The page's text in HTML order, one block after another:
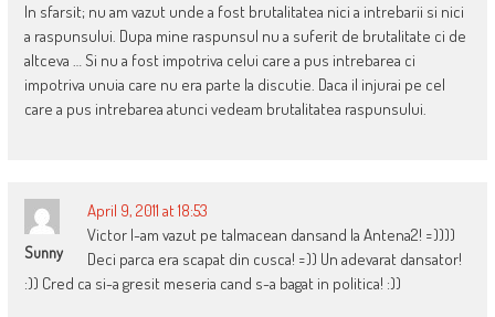
In sfarsit; nu am vazut unde a fost brutalitatea nici a intrebarii si nici
a raspunsului. Dupa mine raspunsul nu a suferit de brutalitate ci de
altceva … Si nu a fost impotriva celui care a pus intrebarea ci
impotriva unuia care nu era parte la discutie. Daca il injurai pe cel
care a pus intrebarea atunci vedeam brutalitatea raspunsului.
Sunny
April 9, 2011 at 18:53
Victor l-am vazut pe talmacean dansand la Antena2! =))))
Deci parca era scapat din cusca! =)) Un adevarat dansator!
:)) Cred ca si-a gresit meseria cand s-a bagat in politica! :))